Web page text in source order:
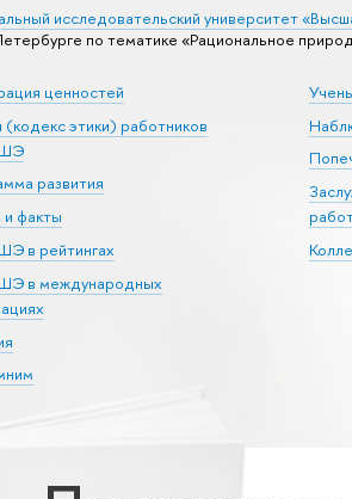
исследовательский университет
по тематике «Рациональное
ценностей
(кодекс этики) работников
развития
факты
в рейтингах
в международных